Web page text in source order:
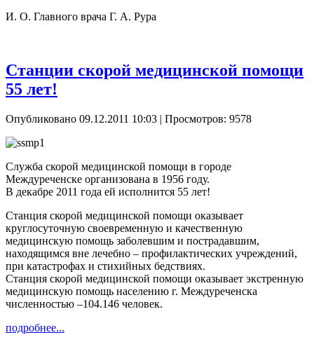
И. О. Главного врача Г. А. Рура
Станции скорой медицинской помощи
55 лет!
Опубликовано 09.12.2011 10:03 | Просмотров: 9578
Служба скорой медицинской помощи в городе
Междуреченске организована в 1956 году.
В декабре 2011 года ей исполнится 55 лет!
Станция скорой медицинской помощи оказывает
круглосуточную своевременную и качественную
медицинскую помощь заболевшим и пострадавшим,
находящимся вне лечебно – профилактических учреждений,
при катастрофах и стихийных бедствиях.
Станция скорой медицинской помощи оказывает экстренную
медицинскую помощь населению г. Междуреченска
численностью –104.146 человек.
подробнее...